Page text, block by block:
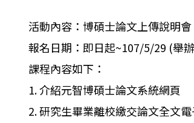
活動內容：博碩士論文上傳說明
報名日期：即日起~107/5/29 (舉
課程內容如下：
1. 介紹元智博碩士論文系統網頁
2. 研究生畢業離校繳交論文全文